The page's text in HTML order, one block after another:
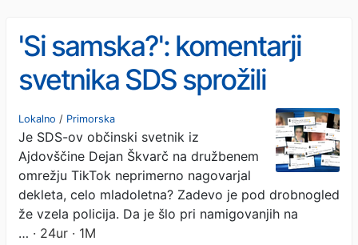
'Si samska?': komentarji
svetnika SDS sprožili
policijsko preiskavo
Lokalno / Primorska
Je SDS-ov občinski svetnik iz
Ajdovščine Dejan Škvarč na družbenem
omrežju TikTok neprimerno nagovarjal
dekleta, celo mladoletna? Zadevo je pod drobnogled
že vzela policija. Da je šlo pri namigovanjih na
… · 24ur · 1M